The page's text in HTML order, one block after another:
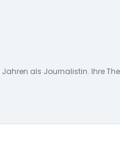
Jahren als Journalistin. Ihre